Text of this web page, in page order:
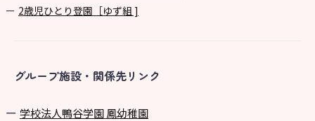
2歳児ひとり登園［ゆず組 ]
グループ施設・関係先リンク
学校法⼈鴨⾕学園 鳳幼稚園